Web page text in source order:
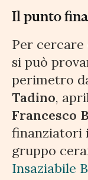
Il punto
Per cercare
si può
perimetro
Tadino,
Francesco
finanziatori
gruppo
Insaziabile